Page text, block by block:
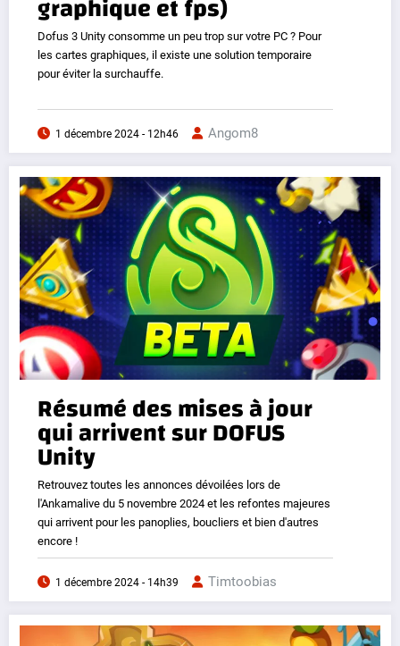
Dofus 3 Unity consomme un peu trop sur votre PC ? Pour
les cartes graphiques, il existe une solution temporaire
pour éviter la surchauffe.
1 décembre 2024 - 12h46 Angom8
Résumé des mises à jour
qui arrivent sur DOFUS
Unity
Retrouvez toutes les annonces dévoilées lors de
l'Ankamalive du 5 novembre 2024 et les refontes majeures
qui arrivent pour les panoplies, boucliers et bien d'autres
encore !
1 décembre 2024 - 14h39 Timtoobias